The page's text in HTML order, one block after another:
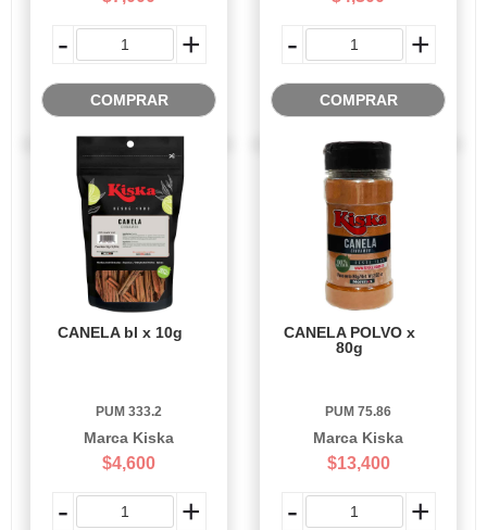
- +
COMPRAR
- +
COMPRAR
CANELA bl x 10g
PUM 333.2
Marca Kiska
$4,600
- +
CANELA POLVO x
80g
PUM 75.86
Marca Kiska
$13,400
- +